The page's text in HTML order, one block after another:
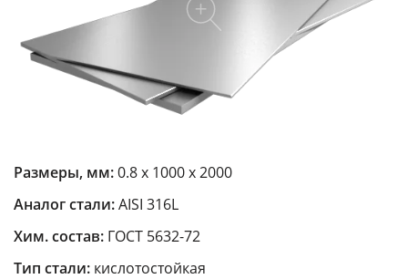
Размеры, мм:0.8 х 1000 х 2000
Аналог стали:AISI 316L
Хим. состав: ГОСТ 5632-72
Тип стали: кислотостойкая